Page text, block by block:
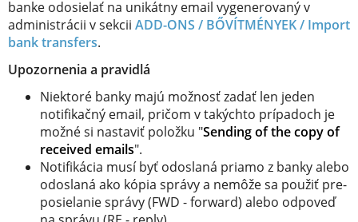
banke odosielať na unikátny email vygenerovaný v
administrácii v sekcii ADD-ONS / BŐVÍTMÉNYEK / Import
bank transfers.
Upozornenia a pravidlá
Niektoré banky majú možnosť zadať len jeden
notifikačný email, pričom v takýchto prípadoch je
možné si nastaviť položku "Sending of the copy of
received emails".
Notifikácia musí byť odoslaná priamo z banky alebo
odoslaná ako kópia správy a nemôže sa použiť pre-
posielanie správy (FWD - forward) alebo odpoveď